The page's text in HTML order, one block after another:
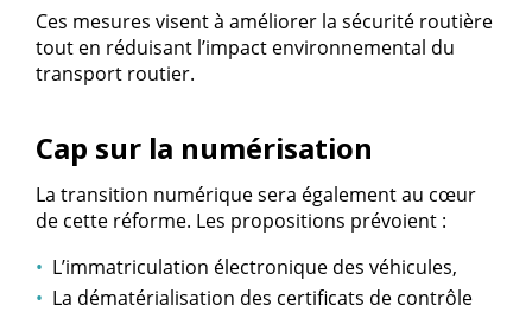
Ces mesures visent à améliorer la sécurité routière
tout en réduisant l’impact environnemental du
transport routier.
Cap sur la numérisation
La transition numérique sera également au cœur
de cette réforme. Les propositions prévoient :
L’immatriculation électronique des véhicules,
La dématérialisation des certificats de contrôle